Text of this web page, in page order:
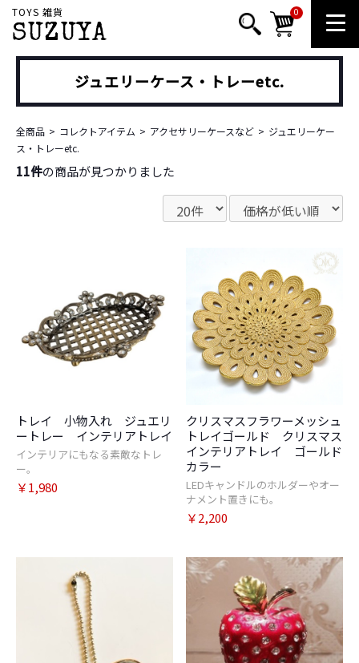
TOYS 雑貨
SUZUYA
0
ジュエリーケース・トレーetc.
全商品 コレクトアイテム アクセサリーケースなど
ジュエリーケー
ス・トレーetc.
11件の商品が見つかりました
トレイ 小物入れ ジュエリ
ートレー インテリアトレイ
インテリアにもなる素敵なトレ
ー。
￥1,980
クリスマスフラワーメッシュ
トレイゴールド クリスマス
インテリアトレイ ゴールド
カラー
LEDキャンドルのホルダーやオー
ナメント置きにも。
￥2,200